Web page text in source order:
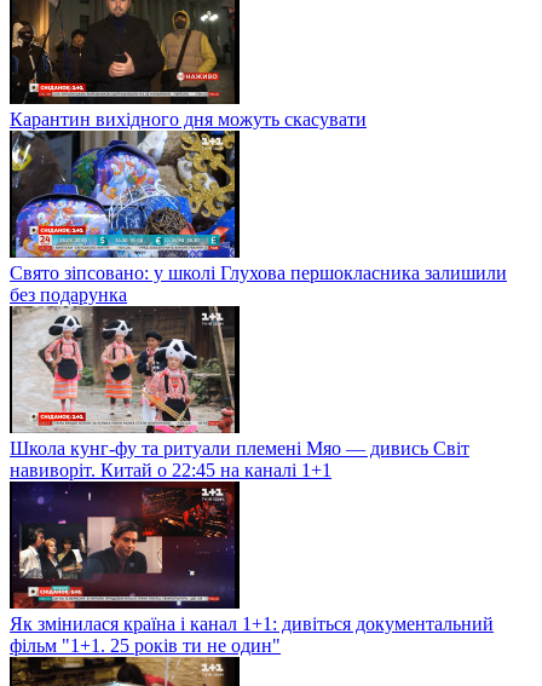
Карантин вихідного дня можуть скасувати
Свято зіпсовано: у школі Глухова першокласника залишили
без подарунка
Школа кунг-фу та ритуали племені Мяо — дивись Світ
навиворіт. Китай о 22:45 на каналі 1+1
Як змінилася країна і канал 1+1: дивіться документальний
фільм "1+1. 25 років ти не один"